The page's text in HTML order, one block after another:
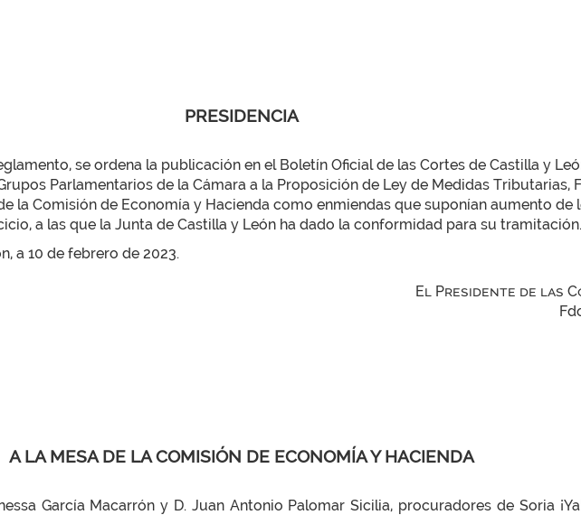
PRESIDENCIA
se ordena la publicación en el Boletín Oficial de las Cortes de Castilla y
Parlamentarios de la Cámara a la Proposición de Ley de Medidas Tributarias,
la Comisión de Economía y Hacienda como enmiendas que suponían aumento
a las que la Junta de Castilla y León ha dado la conformidad para su tramitación.
a 10 de febrero de 2023.
El Presidente de las
A LA MESA DE LA COMISIÓN DE ECONOMÍA Y HACIENDA
García Macarrón y D. Juan Antonio Palomar Sicilia, procuradores de Soria